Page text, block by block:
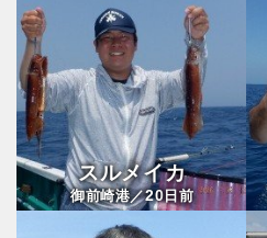
スルメイカ
御前崎港／20日前